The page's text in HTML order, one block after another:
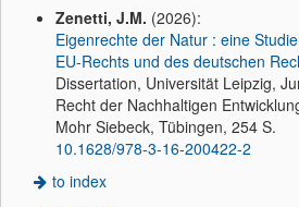
Zenetti, J.M. (2026):
Eigenrechte der Natur : eine
EU-Rechts und des deutschen
Dissertation, Universität Leipzig,
Recht der Nachhaltigen
Mohr Siebeck, Tübingen, 254 S.
10.1628/978-3-16-200422-2
to index